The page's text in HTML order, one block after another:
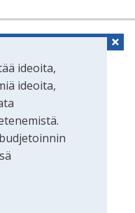
ideoita,
ideoita,